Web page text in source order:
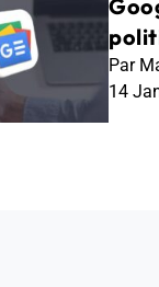
Par
14